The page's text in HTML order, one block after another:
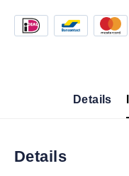
Details
Details